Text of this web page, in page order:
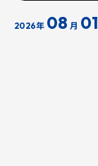
2026年 08 月 01